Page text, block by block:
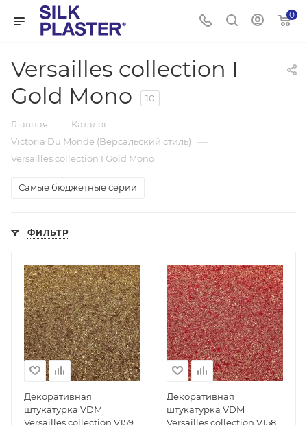
0
Versailles collection I
Gold Mono
10
Главная — Каталог —
Victoria Du Monde (Версальский стиль) —
Versailles collection I Gold Mono
Самые бюджетные серии
ФИЛЬТР
Декоративная
штукатурка VDM
Versailles collection V159
Декоративная
штукатурка VDM
Versailles collection V158